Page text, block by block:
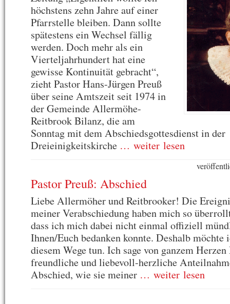
höchstens zehn Jahre auf einer
Pfarrstelle bleiben. Dann sollte
spätestens ein Wechsel fällig
werden. Doch mehr als ein
Vierteljahrhundert hat eine
gewisse Kontinuität gebracht“,
zieht Pastor Hans-Jürgen Preuß
über seine Amtszeit seit 1974 in
der Gemeinde Allermöhe-
Reitbrook Bilanz, die am
Sonntag mit dem Abschiedsgottesdienst in der
Dreieinigkeitskirche … weiter lesen
Pastor Preuß: Abschied
Liebe Allermöher und Reitbrooker! Die
meiner Verabschiedung haben mich so
dass ich mich dabei nicht einmal offiziell
Ihnen/Euch bedanken konnte. Deshalb möchte
diesem Wege tun. Ich sage von ganzem
freundliche und liebevoll-herzliche
Abschied, wie sie meiner … weiter lesen